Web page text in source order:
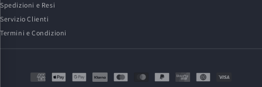
Spedizioni e Resi
Servizio Clienti
Termini e Condizioni
Metodi